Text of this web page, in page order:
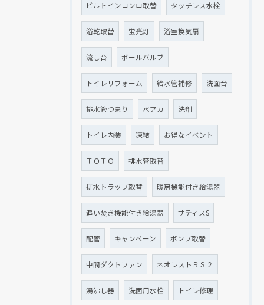
ビルトインコンロ取替 タッチレス水栓
浴乾取替 蛍光灯 浴室換気扇
流し台 ボールバルブ
トイレリフォーム 給水管補修 洗面台
排水管つまり 水アカ 洗剤
トイレ内装 凍結 お得なイベント
ＴＯＴＯ 排水管取替
排水トラップ取替 暖房機能付き給湯器
追い焚き機能付き給湯器 サティスS
配管 キャンペーン ポンプ取替
中間ダクトファン ネオレストＲＳ２
湯沸し器 洗面用水栓 トイレ修理